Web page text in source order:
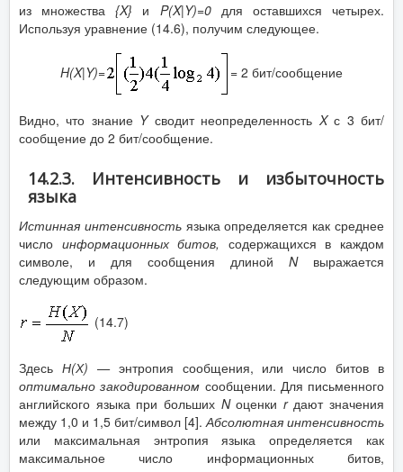
из множества{X} и P(X|Y)=0 для оставшихся четырех.
Используя уравнение (14.6), получим следующее.
H(X|Y)= = 2 бит/сообщение
Видно, что знание Yсводит неопределенность Xс 3 бит/
сообщение до 2 бит/сообщение.
14.2.3. Интенсивность и избыточность
языка
Истинная интенсивность языка определяется как среднее
число информационных битов, содержащихся в каждом
символе, и для сообщения длиной N выражается
следующим образом.
(14.7)
Здесь Н(Х) — энтропия сообщения, или число битов в
оптимально закодированном сообщении. Для письменного
английского языка при больших Nоценки r дают значения
между 1,0 и 1,5 бит/символ [4].Абсолютная интенсивность
или максимальная энтропия языка определяется как
максимальное число информационных битов,